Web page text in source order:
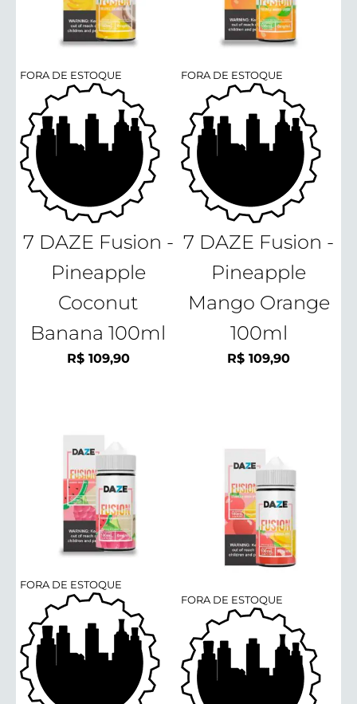
FORA DE ESTOQUE
7 DAZE Fusion -
Pineapple
Coconut
Banana 100ml
R$109,90
FORA DE ESTOQUE
7 DAZE Fusion -
Pineapple
Mango Orange
100ml
R$ 109,90
FORA DE ESTOQUE
FORA DE ESTOQUE